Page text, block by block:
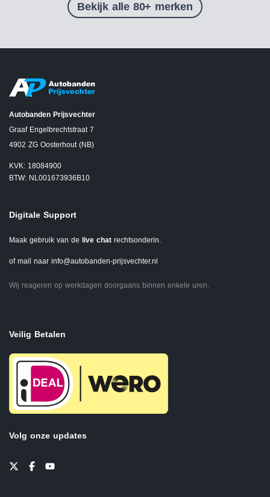
Bekijk alle 80+ merken
Autobanden Prijsvechter
Graaf Engelbrechtstraat 7
4902 ZG Oosterhout (NB)
KVK: 18084900
BTW: NL001673936B10
Digitale Support
Maak gebruik van de live chat rechtsonderin.
of mail naar info@autobanden-prijsvechter.nl
Wij reageren op werkdagen doorgaans binnen enkele uren.
Veilig Betalen
Volg onze updates